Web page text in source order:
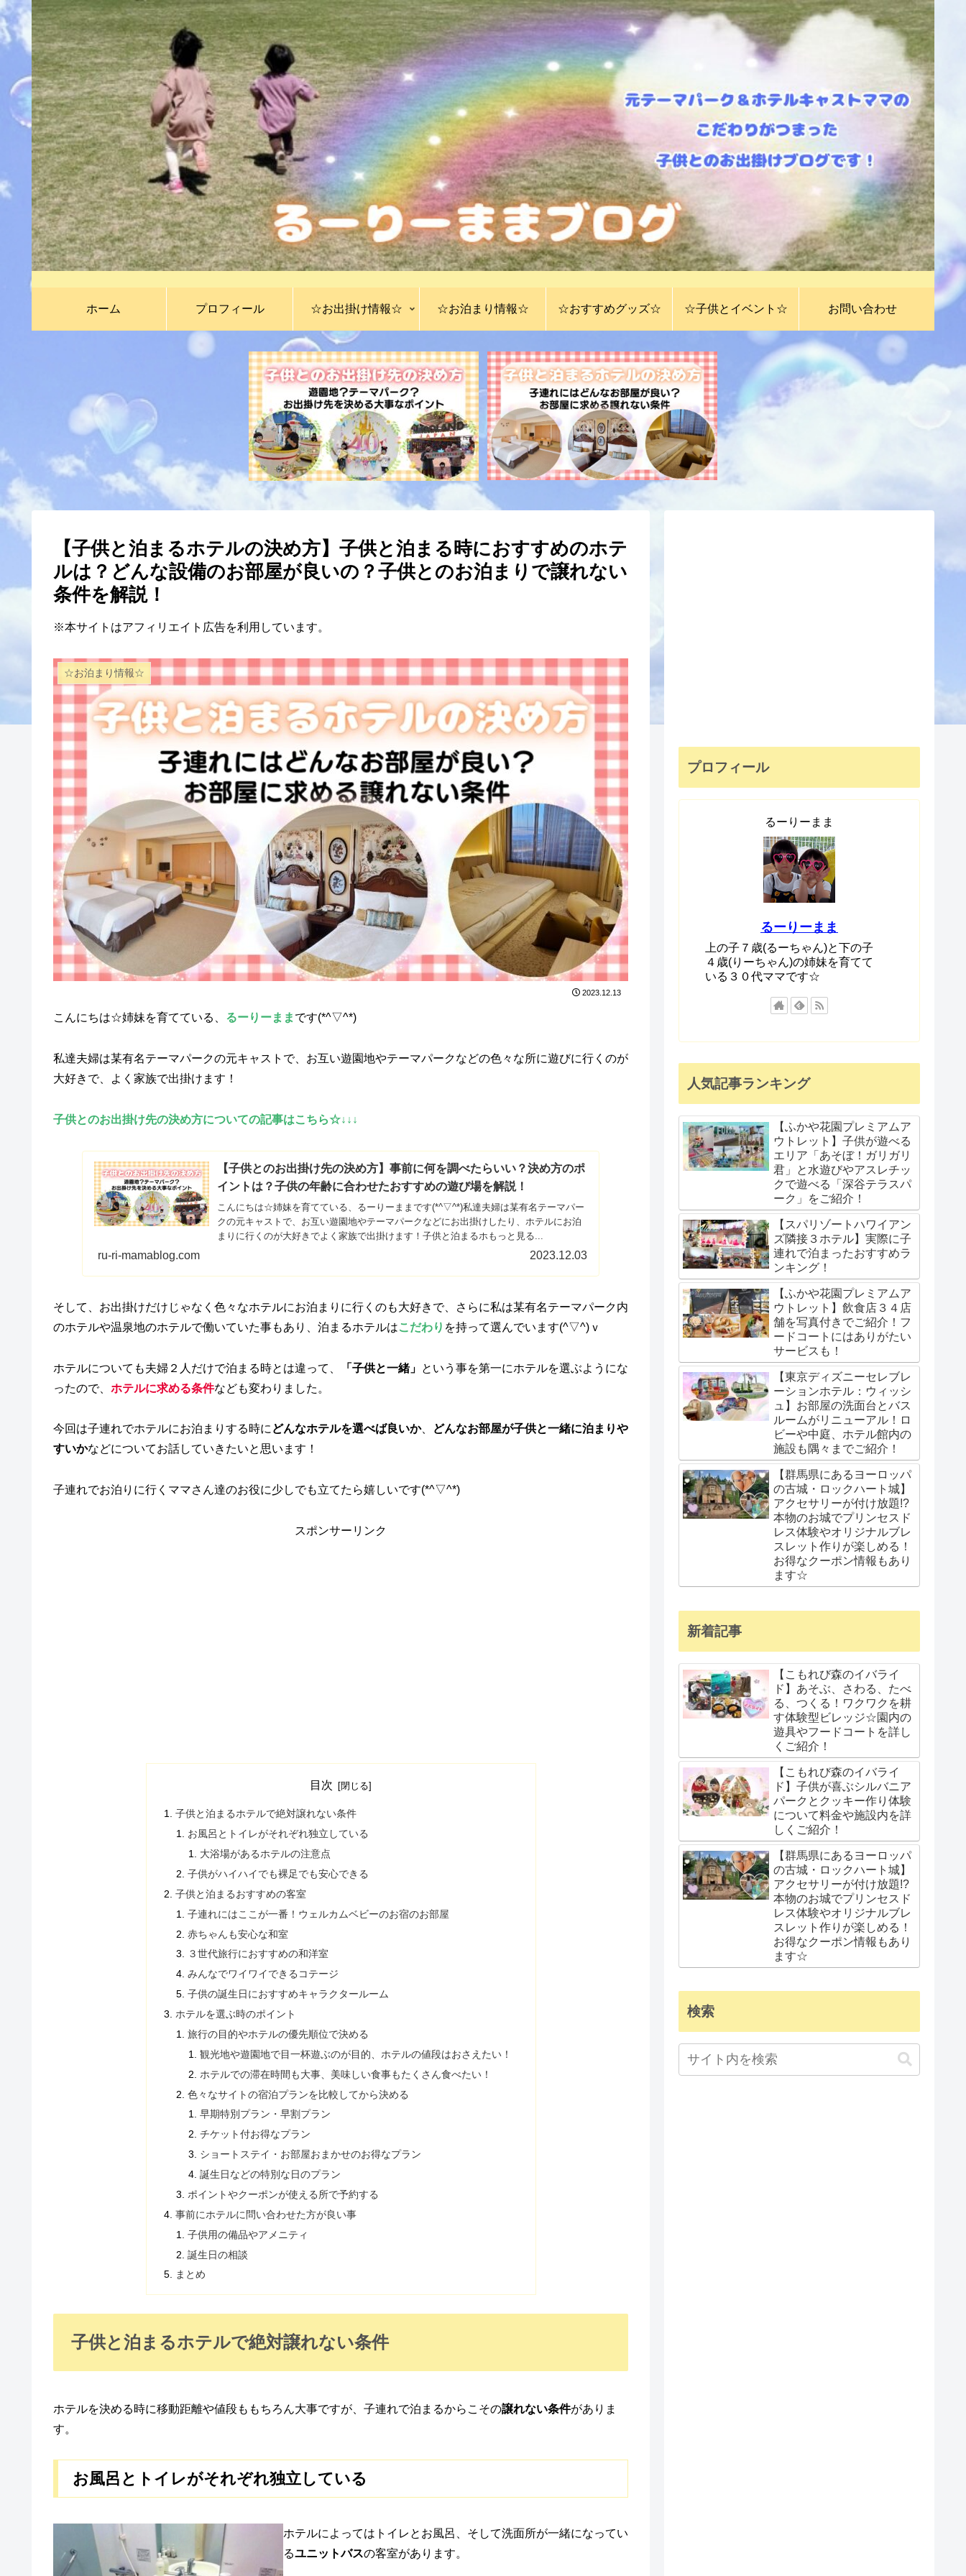
ホーム プロフィール ☆お出掛け情報☆ ☆お泊まり情報☆ ☆おすすめグッズ☆ ☆子供とイベント☆ お問い合わせ
【子供と泊まるホテルの決め方】子供と泊まる時におすすめのホテ
ルは？どんな設備のお部屋が良いの？子供とのお泊まりで譲れない
条件を解説！
※本サイトはアフィリエイト広告を利用しています。
☆お泊まり情報☆
2023.12.13
こんにちは☆姉妹を育てている、 るーりーまま です(*^▽^*)
私達夫婦は某有名テーマパークの元キャストで、お互い遊園地やテーマパークなどの色々な所に遊びに行くのが
大好きで、よく家族で出掛けます！
子供とのお出掛け先の決め方についての記事はこちら☆↓↓↓
【子供とのお出掛け先の決め方】事前に何を調べたらいい？決め方のポ
イントは？子供の年齢に合わせたおすすめの遊び場を解説！
こんにちは☆姉妹を育てている、るーりーままです(*^▽^*)私達夫婦は某有名テーマパー
クの元キャストで、お互い遊園地やテーマパークなどにお出掛けしたり、ホテルにお泊
まりに行くのが大好きでよく家族で出掛けます！子供と泊まるホもっと見る...
ru-ri-mamablog.com 2023.12.03
そして、お出掛けだけじゃなく色々なホテルにお泊まりに行くのも大好きで、さらに私は某有名テーマパーク内
のホテルや温泉地のホテルで働いていた事もあり、泊まるホテルはこだわり を持って選んでいます(^▽^)ｖ
ホテルについても夫婦２人だけで泊まる時とは違って、 「子供と一緒」 という事を第一にホテルを選ぶようにな
ったので、 ホテルに求める条件なども変わりました。
今回は子連れでホテルにお泊まりする時にどんなホテルを選べば良いか、
どんなお部屋が子供と一緒に泊まりや
すいかなどについてお話していきたいと思います！
子連れでお泊りに行くママさん達のお役に少しでも立てたら嬉しいです(*^▽^*)
スポンサーリンク
目次
子供と泊まるホテルで絶対譲れない条件
お風呂とトイレがそれぞれ独立している
大浴場があるホテルの注意点
子供がハイハイでも裸足でも安心できる
子供と泊まるおすすめの客室
子連れにはここが一番！ウェルカムベビーのお宿のお部屋
赤ちゃんも安心な和室
３世代旅行におすすめの和洋室
みんなでワイワイできるコテージ
子供の誕生日におすすめキャラクタールーム
ホテルを選ぶ時のポイント
旅行の目的やホテルの優先順位で決める
観光地や遊園地で目一杯遊ぶのが目的、ホテルの値段はおさえたい！
ホテルでの滞在時間も大事、美味しい食事もたくさん食べたい！
色々なサイトの宿泊プランを比較してから決める
早期特別プラン・早割プラン
チケット付お得なプラン
ショートステイ・お部屋おまかせのお得なプラン
誕生日などの特別な日のプラン
ポイントやクーポンが使える所で予約する
事前にホテルに問い合わせた方が良い事
子供用の備品やアメニティ
誕生日の相談
まとめ
子供と泊まるホテルで絶対譲れない条件
ホテルを決める時に移動距離や値段ももちろん大事ですが、子連れで泊まるからこその譲れない条件がありま
す。
お風呂とトイレがそれぞれ独立している
ホテルによってはトイレとお風呂、そして洗面所が一緒になってい
るユニットバスの客室があります。
プロフィール
るーりーまま
るーりーまま
上の子７歳(るーちゃん)と下の子
４歳(りーちゃん)の姉妹を育てて
いる３０代ママです☆
人気記事ランキング
【ふかや花園プレミアムア
ウトレット】子供が遊べる
エリア「あそぼ！ガリガリ
君」と水遊びやアスレチッ
クで遊べる「深谷テラスパ
ーク」をご紹介！
【スパリゾートハワイアン
ズ隣接３ホテル】実際に子
連れで泊まったおすすめラ
ンキング！
【ふかや花園プレミアムア
ウトレット】飲食店３４店
舗を写真付きでご紹介！フ
ードコートにはありがたい
サービスも！
【東京ディズニーセレブレ
ーションホテル：ウィッシ
ュ】お部屋の洗面台とバス
ルームがリニューアル！ロ
ビーや中庭、ホテル館内の
施設も隅々までご紹介！
【群馬県にあるヨーロッパ
の古城・ロックハート城】
アクセサリーが付け放題!?
本物のお城でプリンセスド
レス体験やオリジナルブレ
スレット作りが楽しめる！
お得なクーポン情報もあり
ます☆
新着記事
【こもれび森のイバライ
ド】あそぶ、さわる、たべ
る、つくる！ワクワクを耕
す体験型ビレッジ☆園内の
遊具やフードコートを詳し
くご紹介！
【こもれび森のイバライ
ド】子供が喜ぶシルバニア
パークとクッキー作り体験
について料金や施設内を詳
しくご紹介！
【群馬県にあるヨーロッパ
の古城・ロックハート城】
アクセサリーが付け放題!?
本物のお城でプリンセスド
レス体験やオリジナルブレ
スレット作りが楽しめる！
お得なクーポン情報もあり
ます☆
検索